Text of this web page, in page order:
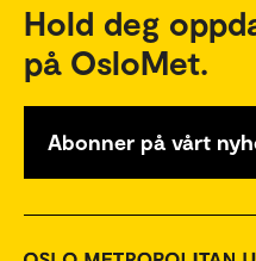
Hold deg
på OsloMet.
Abonner på vårt